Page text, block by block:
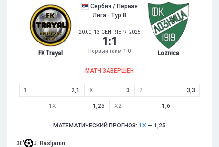
FK Trayal
Сербия / Первая
Лига - Тур 8
20:00, 13 СЕНТЯБРЯ 2025
1 :1
Первый тайм 1:0 Loznica
МАТЧ ЗАВЕРШЕН
1 2,1 X 3 2 3,3
1X 1,25 X2 1,6
МАТЕМАТИЧЕСКИЙ ПРОГНОЗ: 1X — 1,25
30'
J. Rasljanin